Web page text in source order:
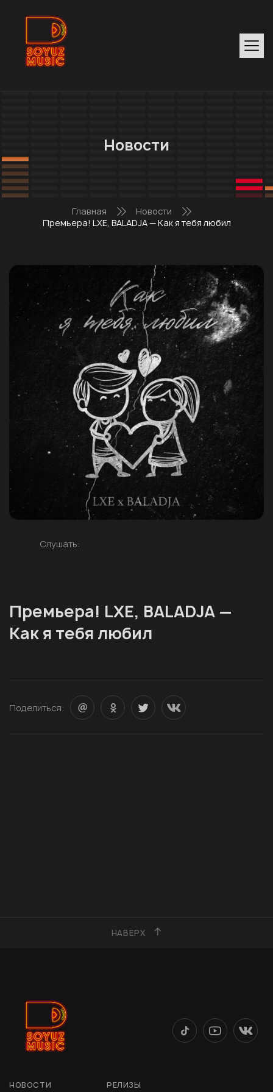
Новости
Главная
Новости
Премьера! LXE, BALADJA — Как я тебя любил
Слушать:
Премьера! LXE, BALADJA —
Как я тебя любил
Поделиться:
НАВЕРХ
НОВОСТИ РЕЛИЗЫ